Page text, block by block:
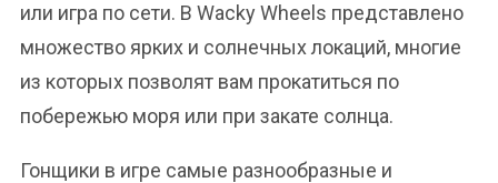
или игра по сети. В Wacky Wheels представлено
множество ярких и солнечных локаций, многие
из которых позволят вам прокатиться по
побережью моря или при закате солнца.
Гонщики в игре самые разнообразные и